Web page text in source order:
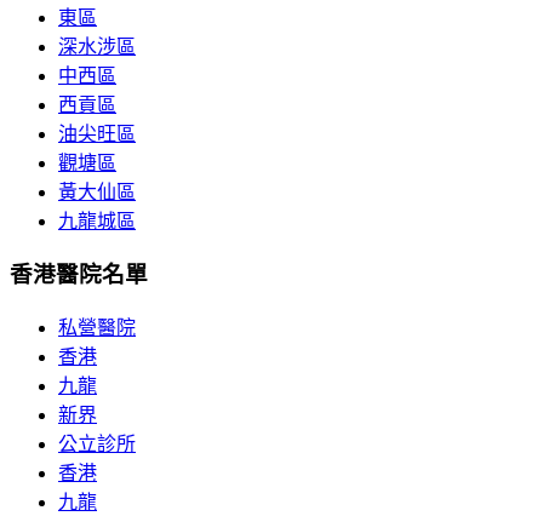
東區
深水涉區
中西區
西貢區
油尖旺區
觀塘區
黃大仙區
九龍城區
香港醫院名單
私營醫院
香港
九龍
新界
公立診所
香港
九龍